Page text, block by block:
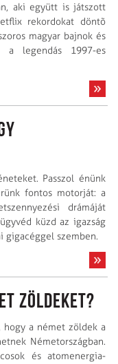
aki együtt is játszott
rekordokat döntõ
magyar bajnok és
a legendás 1997-es
Passzol énünk
fontos motorját: a
drámáját
küzd az igazság
gigacéggel szemben.
Zöldeket?
a német zöldek a
Németországban.
és atomenergia-